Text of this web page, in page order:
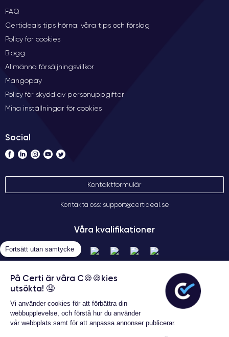
Garanterat 24 månader
FAQ
Certideals tips hörna: våra tips och förslag
Policy för cookies
Blogg
Allmänna försäljningsvillkor
Mangopay
Policy för skydd av personuppgifter
Mina inställningar för cookies
Social
Kontaktformulär
Kontakta oss: support@certideal.se
Våra kvalifikationer
Allmänna försäljningsvillkor
Fortsätt utan samtycke
På Certi är våra C🍪🍪kies
utsökta! 🤤
Vi använder cookies för att förbättra din
webbupplevelse, och förstå hur du använder
vår webbplats samt för att anpassa annonser publicerar.